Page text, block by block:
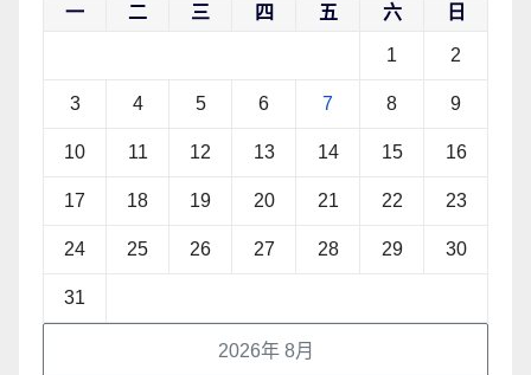
2026年 8月
一 二 三 四 五 六 日
1 2
3 4 5 6 7 8 9
10 11 12 13 14 15 16
17 18 19 20 21 22 23
24 25 26 27 28 29 30
31